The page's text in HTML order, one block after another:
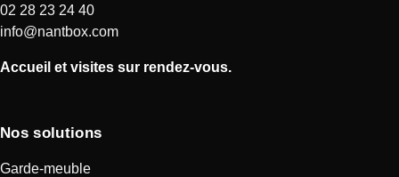
02 28 23 24 40
info@nantbox.com
Accueil et visites sur rendez-vous.
Nos solutions
Garde-meuble